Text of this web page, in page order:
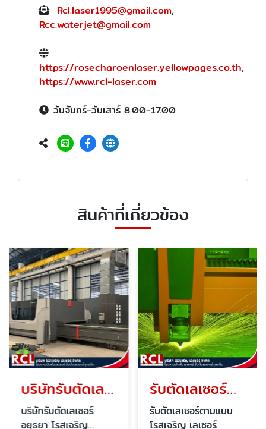
Rcl.laser1995@gmail.com,
Rcc.waterjet@gmail.com
https://rosecharoenlaser.yellowpages.co.th,
https://www.rcl-laser.com
วันจันทร์-วันเสาร์ 8.00-17.00
สินค้าที่เกี่ยวข้อง
บริษัทรับตัดเลเซอร์ อยุธยา
บริษัทรับตัดเลเซอร์
อยุธยา โรสเจริญ
รับตัดเลเซอร์ตามแบบ
รับตัดเลเซอร์ตามแบบ
โรสเจริญ เลเซอร์